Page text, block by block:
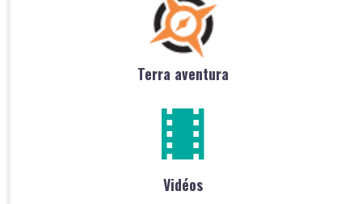
Terra aventura
Vidéos